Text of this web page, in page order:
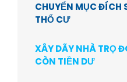
CHUYỂN MỤC ĐÍCH
THỔ CƯ
XÂY DÃY NHÀ TRỌ
CÒN TIỀN DƯ